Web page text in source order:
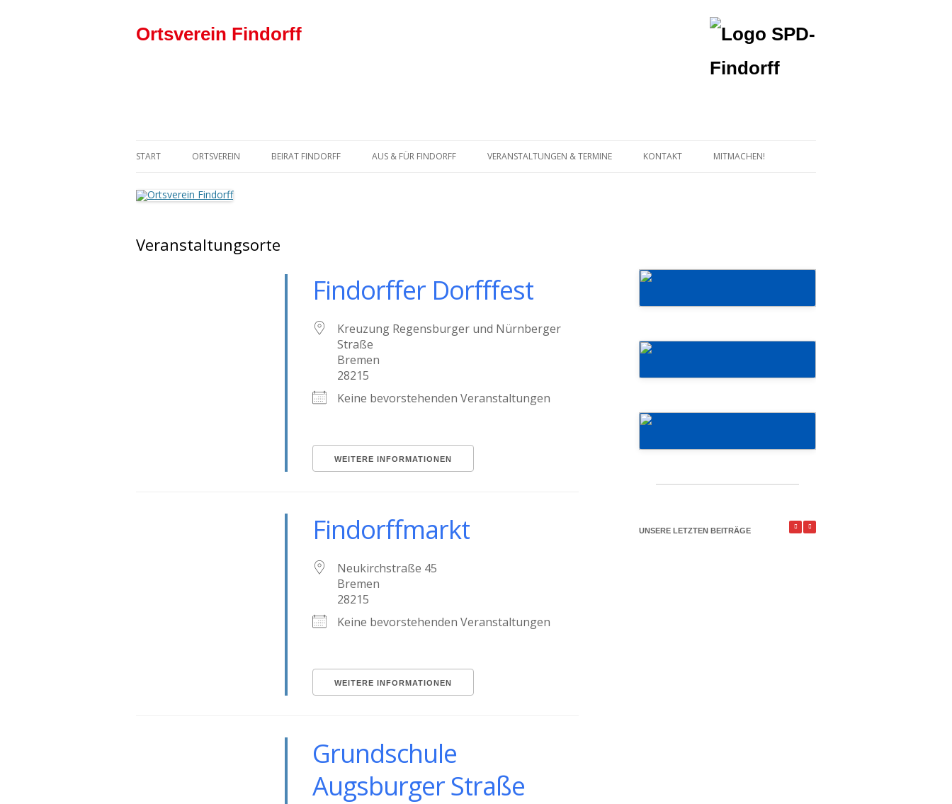
Ortsverein Findorff
Inhalt
START ORTSVEREIN BEIRAT FINDORFF AUS & FÜR FINDORFF VERANSTALTUNGEN & TERMINE KONTAKT MITMACHEN!
Veranstaltungsorte
Findorffer Dorfffest
Kreuzung Regensburger und Nürnberger
Straße
Bremen
28215
Keine bevorstehenden Veranstaltungen
WEITERE INFORMATIONEN
Findorffmarkt
Neukirchstraße 45
Bremen
28215
Keine bevorstehenden Veranstaltungen
WEITERE INFORMATIONEN
Grundschule
Augsburger Straße
UNSERE LETZTEN BEITRÄGE